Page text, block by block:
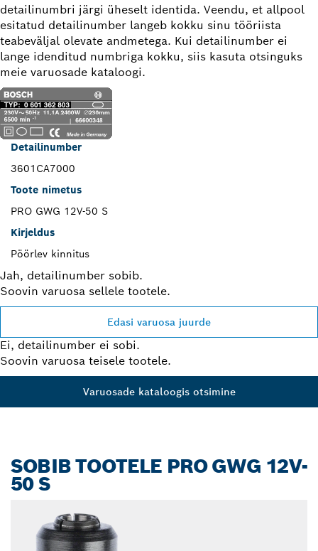
detailinumbri järgi üheselt identida. Veendu, et allpool
esitatud detailinumber langeb kokku sinu tööriista
teabeväljal olevate andmetega. Kui detailinumber ei
lange idenditud numbriga kokku, siis kasuta otsinguks
meie varuosade kataloogi.
Detailinumber
3601CA7000
Toote nimetus
PRO GWG 12V-50 S
Kirjeldus
Pöörlev kinnitus
Jah, detailinumber sobib.
Soovin varuosa sellele tootele.
Edasi varuosa juurde
Ei, detailinumber ei sobi.
Soovin varuosa teisele tootele.
Varuosade kataloogis otsimine
SOBIB TOOTELE PRO GWG 12V-
50 S